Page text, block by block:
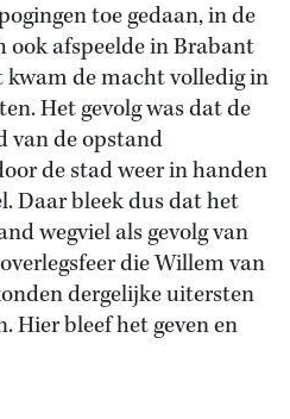
toe gedaan, in de
afspeelde in Brabant
de macht volledig in
Het gevolg was dat de
van de opstand
de stad weer in handen
Daar bleek dus dat het
wegviel als gevolg van
die Willem van
dergelijke uitersten
Hier bleef het geven en